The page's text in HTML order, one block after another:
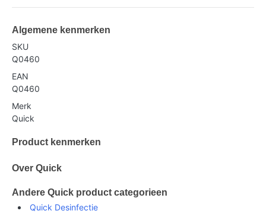
Algemene kenmerken
SKU
Q0460
EAN
Q0460
Merk
Quick
Product kenmerken
Over Quick
Andere Quick product categorieen
Quick Desinfectie